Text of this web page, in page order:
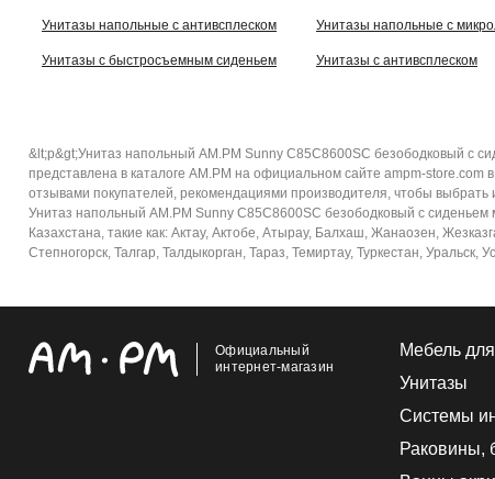
Унитазы напольные с антивсплеском Унитазы напольные с
Унитазы с быстросъемным сиденьем Унитазы с антивсплеском
&lt;p&gt;Унитаз напольный AM.PM Sunny C85C8600SC безободковый с
представлена в каталоге AM.PM на официальном сайте ampm-
отзывами покупателей, рекомендациями производителя, чтобы выбрать
Унитаз напольный AM.PM Sunny C85C8600SC безободковый с
Казахстана, такие как: Актау, Актобе, Атырау, Балхаш, Жанаозен,
Степногорск, Талгар, Талдыкорган, Тараз, Темиртау, Туркестан,
Официальный
интернет-магазин
Мебель
Унитазы
Системы
Раковины,